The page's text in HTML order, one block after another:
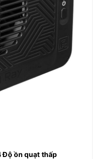
Độ ồn quạt thấp